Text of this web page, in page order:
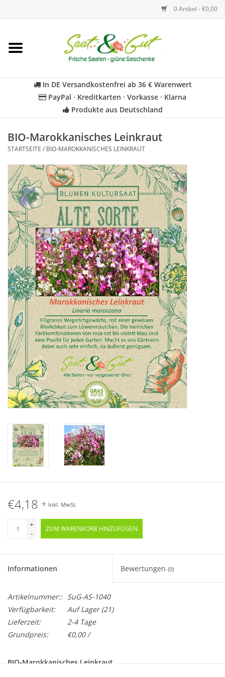
0 Artikel - €0,00
Startseite
Kräuter
Für Kinder
Geschenkideen
Katalog
In DE Versandkostenfrei ab 36 € Warenwert
PayPal · Kreditkarten · Vorkasse · Klarna
Produkte aus Deutschland
BIO-Marokkanisches Leinkraut
STARTSEITE / BIO-MAROKKANISCHES LEINKRAUT
€4,18 * Inkl. MwSt.
+
-
ZUM WARENKORB HINZUFÜGEN
Informationen Bewertungen (0)
Artikelnummer:: SuG-AS-1040
Verfügbarkeit:
Auf Lager(21)
Lieferzeit:
2-4 Tage
Grundpreis:
€0,00 /
BIO-Marokkanisches Leinkraut